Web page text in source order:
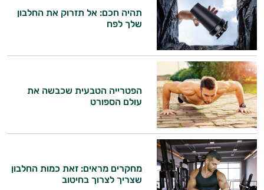
תהיה חכם: אל תזרוק את החלבון
שלך לפח
הפטרייה הטבעית שכבשה את
עולם הספורט
מחקרים מראים: זאת כמות החלבון
שצריך לצרוך בחיטוב
אני כאן כדי לעזור לך להתאים את תוספי
התזונה ומוצרי הבריאות המדויקים למטרות
ולמצב הגופני שלך, ולהסביר לך אילו רכיבים
עובדים יחד כדי למקסם תוצאות גם בחיי היום
יום וגם בתחום הכושר והספורט.
המטרה שלי היא להתאים עבורך המלצות
אישיות מבוססות מדעית.
זה הזמן להתחיל. איך אוכל לעזור?